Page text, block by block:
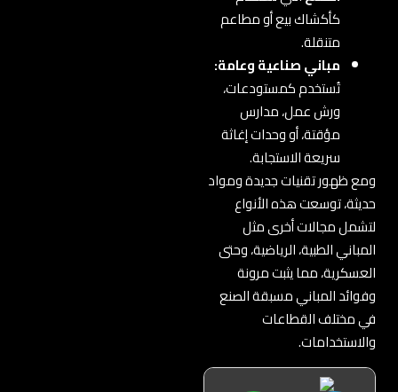
كأكشاك بيع أو مطاعم
متنقلة.
مباني صناعية وعامة:
تُستخدم كمستودعات،
ورش عمل، مدارس
مؤقتة، أو وحدات إغاثة
سريعة الاستجابة.
ومع ظهور تقنيات جديدة ومواد
حديثة، توسعت هذه الأنواع
لتشمل مجالات أخرى مثل
المباني الطبية، الرياضية، وحتى
العسكرية، مما يثبت مرونة
وفوائد المباني مسبقة الصنع
في مختلف القطاعات
والاستخدامات.